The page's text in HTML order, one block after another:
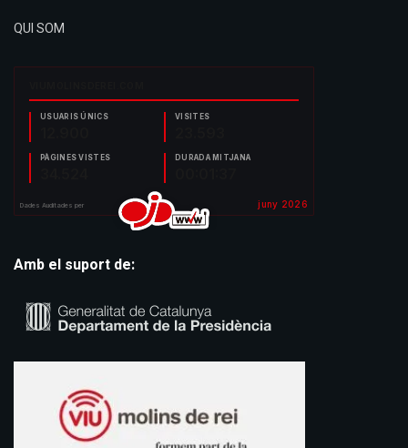
QUI SOM
Amb el suport de: